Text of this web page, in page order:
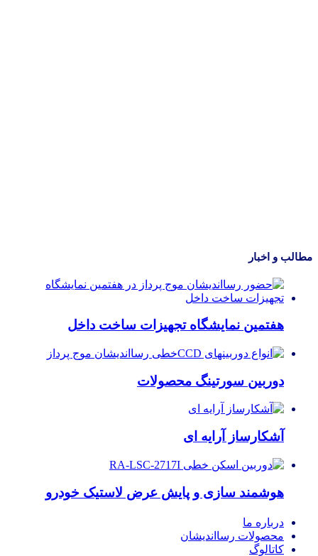
مطالب و اخبار
هفتمین نمایشگاه تجهیزات ساخت داخل
دوربین سورتینگ محصولات
آشکارساز آرایه ای
هوشمند سازی و پایش عرض لاستیک خودرو
درباره ما
محصولات رسااندیشان
کاتالوگ